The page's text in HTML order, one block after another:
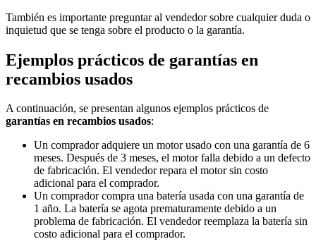
También es importante preguntar al vendedor sobre cualquier duda o
inquietud que se tenga sobre el producto o la garantía.
Ejemplos prácticos de garantías en
recambios usados
A continuación, se presentan algunos ejemplos prácticos de
garantías en recambios usados:
Un comprador adquiere un motor usado con una garantía de 6
meses. Después de 3 meses, el motor falla debido a un defecto
de fabricación. El vendedor repara el motor sin costo
adicional para el comprador.
Un comprador compra una batería usada con una garantía de
1 año. La batería se agota prematuramente debido a un
problema de fabricación. El vendedor reemplaza la batería sin
costo adicional para el comprador.